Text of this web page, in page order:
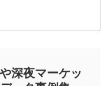
深夜マーケッ